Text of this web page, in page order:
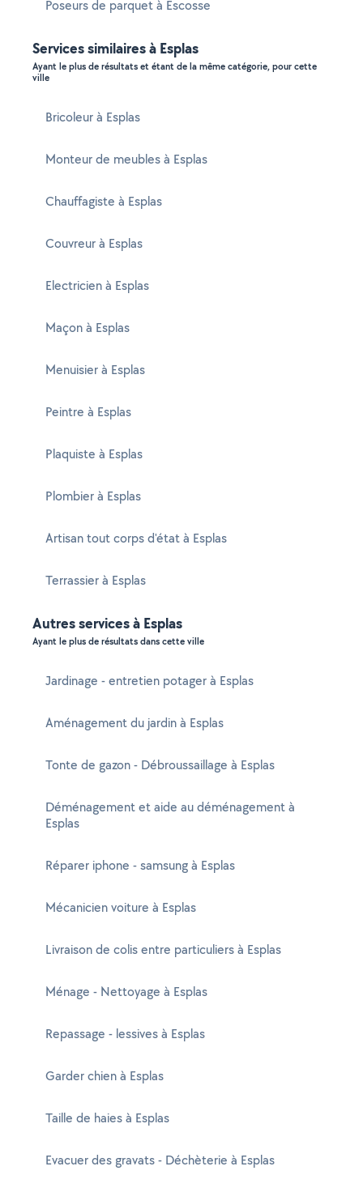
Poseurs de parquet à Escosse
Services similaires à Esplas
Ayant le plus de résultats et étant de la même catégorie, pour cette
ville
Bricoleur à Esplas
Monteur de meubles à Esplas
Chauffagiste à Esplas
Couvreur à Esplas
Electricien à Esplas
Maçon à Esplas
Menuisier à Esplas
Peintre à Esplas
Plaquiste à Esplas
Plombier à Esplas
Artisan tout corps d'état à Esplas
Terrassier à Esplas
Autres services à Esplas
Ayant le plus de résultats dans cette ville
Jardinage - entretien potager à Esplas
Aménagement du jardin à Esplas
Tonte de gazon - Débroussaillage à Esplas
Déménagement et aide au déménagement à
Esplas
Réparer iphone - samsung à Esplas
Mécanicien voiture à Esplas
Livraison de colis entre particuliers à Esplas
Ménage - Nettoyage à Esplas
Repassage - lessives à Esplas
Garder chien à Esplas
Taille de haies à Esplas
Evacuer des gravats - Déchèterie à Esplas